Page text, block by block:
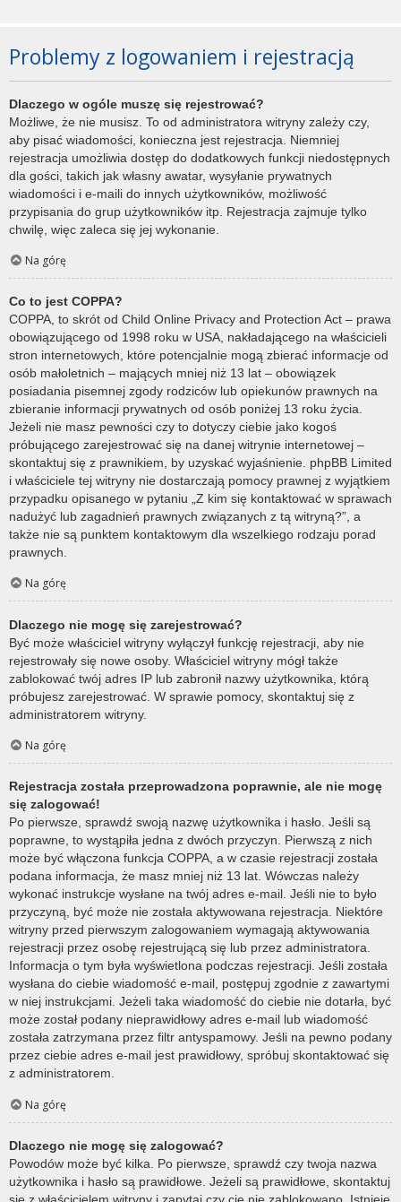
Problemy z logowaniem i rejestracją
Dlaczego w ogóle muszę się rejestrować?
Możliwe, że nie musisz. To od administratora witryny zależy czy,
aby pisać wiadomości, konieczna jest rejestracja. Niemniej
rejestracja umożliwia dostęp do dodatkowych funkcji niedostępnych
dla gości, takich jak własny awatar, wysyłanie prywatnych
wiadomości i e-maili do innych użytkowników, możliwość
przypisania do grup użytkowników itp. Rejestracja zajmuje tylko
chwilę, więc zaleca się jej wykonanie.
Na górę
Co to jest COPPA?
COPPA, to skrót od Child Online Privacy and Protection Act – prawa
obowiązującego od 1998 roku w USA, nakładającego na właścicieli
stron internetowych, które potencjalnie mogą zbierać informacje od
osób małoletnich – mających mniej niż 13 lat – obowiązek
posiadania pisemnej zgody rodziców lub opiekunów prawnych na
zbieranie informacji prywatnych od osób poniżej 13 roku życia.
Jeżeli nie masz pewności czy to dotyczy ciebie jako kogoś
próbującego zarejestrować się na danej witrynie internetowej –
skontaktuj się z prawnikiem, by uzyskać wyjaśnienie. phpBB Limited
i właściciele tej witryny nie dostarczają pomocy prawnej z wyjątkiem
przypadku opisanego w pytaniu „Z kim się kontaktować w sprawach
nadużyć lub zagadnień prawnych związanych z tą witryną?”, a
także nie są punktem kontaktowym dla wszelkiego rodzaju porad
prawnych.
Na górę
Dlaczego nie mogę się zarejestrować?
Być może właściciel witryny wyłączył funkcję rejestracji, aby nie
rejestrowały się nowe osoby. Właściciel witryny mógł także
zablokować twój adres IP lub zabronił nazwy użytkownika, którą
próbujesz zarejestrować. W sprawie pomocy, skontaktuj się z
administratorem witryny.
Na górę
Rejestracja została przeprowadzona poprawnie, ale nie mogę
się zalogować!
Po pierwsze, sprawdź swoją nazwę użytkownika i hasło. Jeśli są
poprawne, to wystąpiła jedna z dwóch przyczyn. Pierwszą z nich
może być włączona funkcja COPPA, a w czasie rejestracji została
podana informacja, że masz mniej niż 13 lat. Wówczas należy
wykonać instrukcje wysłane na twój adres e-mail. Jeśli nie to było
przyczyną, być może nie została aktywowana rejestracja. Niektóre
witryny przed pierwszym zalogowaniem wymagają aktywowania
rejestracji przez osobę rejestrującą się lub przez administratora.
Informacja o tym była wyświetlona podczas rejestracji. Jeśli została
wysłana do ciebie wiadomość e-mail, postępuj zgodnie z zawartymi
w niej instrukcjami. Jeżeli taka wiadomość do ciebie nie dotarła, być
może został podany nieprawidłowy adres e-mail lub wiadomość
została zatrzymana przez filtr antyspamowy. Jeśli na pewno podany
przez ciebie adres e-mail jest prawidłowy, spróbuj skontaktować się
z administratorem.
Na górę
Dlaczego nie mogę się zalogować?
Powodów może być kilka. Po pierwsze, sprawdź czy twoja nazwa
użytkownika i hasło są prawidłowe. Jeżeli są prawidłowe, skontaktuj